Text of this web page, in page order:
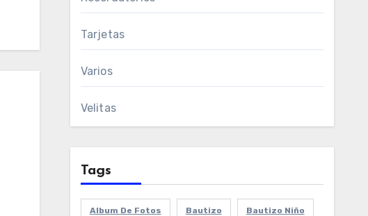
Tarjetas
Varios
Velitas
Tags
Album De Fotos Bautizo Bautizo Niño